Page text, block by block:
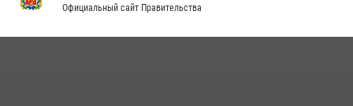
Официальный сайт Правительства